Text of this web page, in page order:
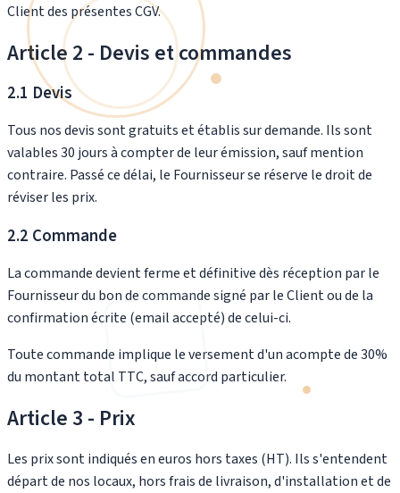
Client des présentes CGV.
Article 2 - Devis et commandes
2.1 Devis
Tous nos devis sont gratuits et établis sur demande. Ils sont
valables 30 jours à compter de leur émission, sauf mention
contraire. Passé ce délai, le Fournisseur se réserve le droit de
réviser les prix.
2.2 Commande
La commande devient ferme et définitive dès réception par le
Fournisseur du bon de commande signé par le Client ou de la
confirmation écrite (email accepté) de celui-ci.
Toute commande implique le versement d'un acompte de 30%
du montant total TTC, sauf accord particulier.
Article 3 - Prix
Les prix sont indiqués en euros hors taxes (HT). Ils s'entendent
départ de nos locaux, hors frais de livraison, d'installation et de